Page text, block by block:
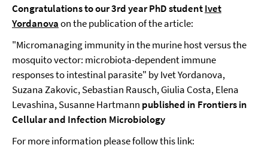
Congratulations to our 3rd year PhD studentIvet
Yordanovaon the publication of the article:
"Micromanaging immunity in the murine host versus the
mosquito vector: microbiota-dependent immune
responses to intestinal parasite" by Ivet Yordanova,
Suzana Zakovic, Sebastian Rausch, Giulia Costa, Elena
Levashina, Susanne Hartmann published in Frontiers in
Cellular and Infection Microbiology
For more information please follow this link: